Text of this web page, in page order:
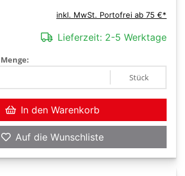
inkl. MwSt. Portofrei ab 75 €*
Lieferzeit: 2-5 Werktage
Stück
In den Warenkorb
Auf die Wunschliste